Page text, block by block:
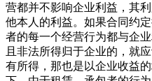
营都并不影响企业利益，其
他本人的利益。如果合同约
者的每一个经营行为都与企
且非法所得归于企业的，就
有所得，那也是以企业收益